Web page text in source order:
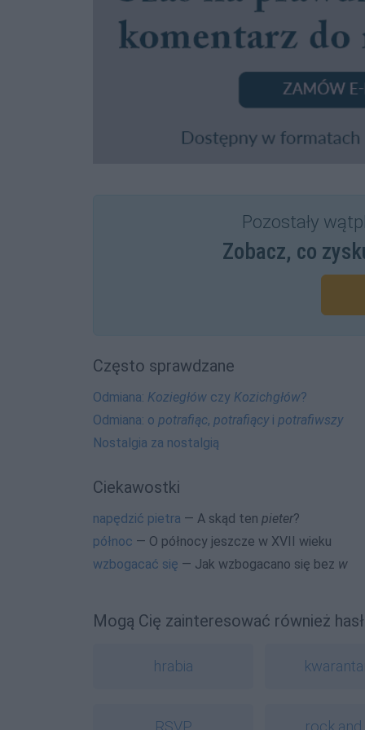
Pozostały
Zobacz, co
Często sprawdzane
Odmiana: Koziegłów czy Kozichgłów?
Odmiana: o potrafiąc, potrafiącyi potrafiwszy
Nostalgia za nostalgią
Ciekawostki
napędzić pietra — A skąd ten pieter?
północ — O północy jeszcze w XVII wieku
wzbogacać się — Jak wzbogacano się bez w
Mogą Cię zainteresować również
hrabia
RSVP rock